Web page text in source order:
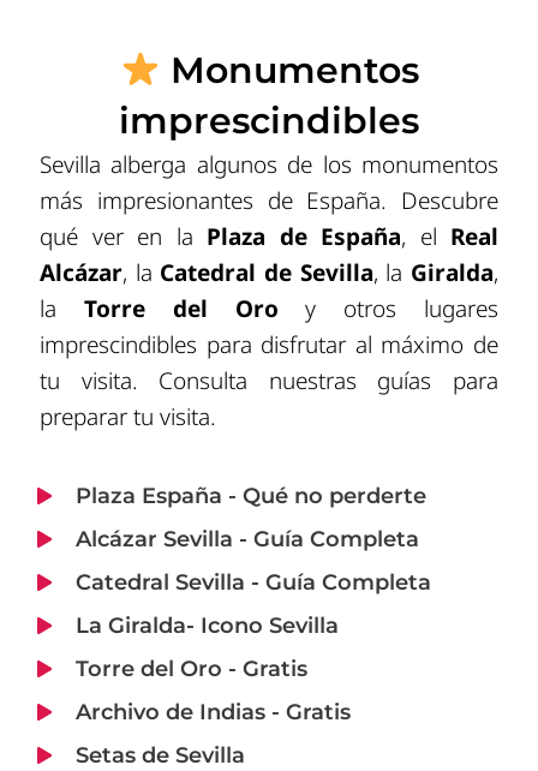
Monumentos
imprescindibles
Sevilla alberga algunos de los monumentos
más impresionantes de España. Descubre
qué ver en la Plaza de España, el Real
Alcázar, la Catedral de Sevilla, la Giralda,
la Torre del Oro y otros lugares
imprescindibles para disfrutar al máximo de
tu visita. Consulta nuestras guías para
preparar tu visita.
Plaza España - Qué no perderte
Alcázar Sevilla - Guía Completa
Catedral Sevilla - Guía Completa
La Giralda- Icono Sevilla
Torre del Oro - Gratis
Archivo de Indias - Gratis
Setas de Sevilla